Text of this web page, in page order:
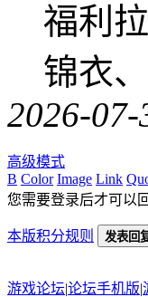
福利
锦衣
2026-07-
高级模式
B Color Image Link
您需要登录后才可以
本版积分规则 发表回
游戏论坛|论坛手机版|